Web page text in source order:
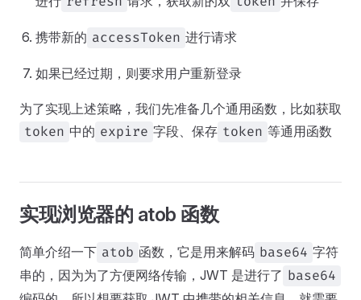
携带新的 accessToken 进行请求
如果已经过期，则要求用户重新登录
为了实现上述策略，我们先准备几个通用函数，比如获取
token 中的 expire 字段、保存 token 等通用函数
实现浏览器的 atob 函数
简单介绍一下 atob 函数，它是用来解码 base64 字符
串的，因为为了方便网络传输，JWT 是进行了 base64